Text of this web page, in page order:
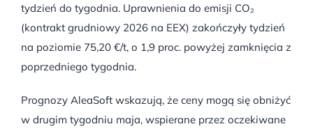
tydzień do tygodnia. Uprawnienia do emisji CO₂
(kontrakt grudniowy 2026 na EEX) zakończyły tydzień
na poziomie 75,20 €/t, o 1,9 proc. powyżej zamknięcia z
poprzedniego tygodnia.
Prognozy AleaSoft wskazują, że ceny mogą się obniżyć
w drugim tygodniu maja, wspierane przez oczekiwane